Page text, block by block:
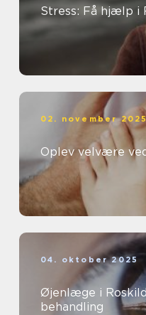
Stress: Få hjælp i
02. november 2025
Oplev velvære
04. oktober 2025
Øjenlæge i
behandling